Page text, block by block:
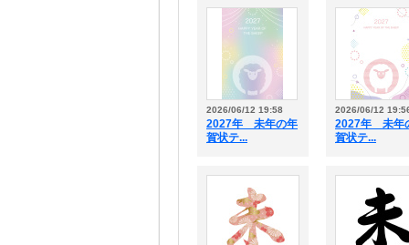
2026/06/12 19:58
2027年 未年の年
賀状テ...
2026/06/12
2027年 未年
賀状テ...